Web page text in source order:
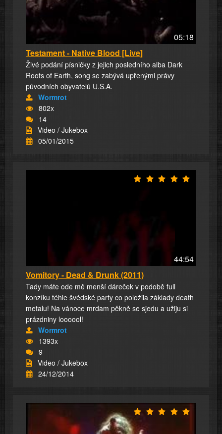
05:18
Testament - Native Blood [Live]
Živé podání písničky z jejich posledního alba Dark
Roots of Earth, song se zabývá upřenými právy
původních obyvatelů U.S.A.
Wormrot
802x
14
Video / Jukebox
05/01/2015
44:54
Vomitory - Dead & Drunk (2011)
Tady máte ode mě menší dáreček v podobě full
konzíku téhle švédské party co položila základy death
metalu! Na vánoce mrdam pěkně se sjedu a užiju si
prázdniny loooool!
Wormrot
1393x
9
Video / Jukebox
24/12/2014